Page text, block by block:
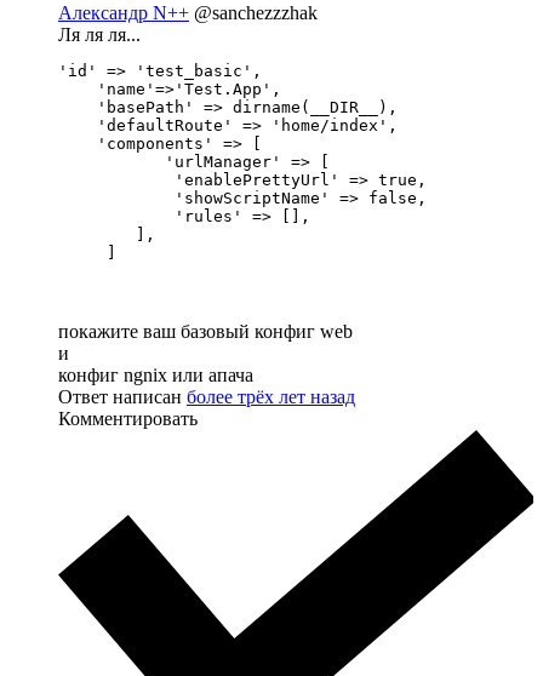
Александр N++ @sanchezzzhak
Ля ля ля...
'id' => 'test_basic',
    'name'=>'Test.App',
    'basePath' => dirname(__DIR__),
    'defaultRoute' => 'home/index',
    'components' => [
           'urlManager' => [
            'enablePrettyUrl' => true,
            'showScriptName' => false,
            'rules' => [],
        ],
покажите ваш базовый конфиг web
и
конфиг ngnix или апача
Ответ написан более трёх лет назад
Комментировать